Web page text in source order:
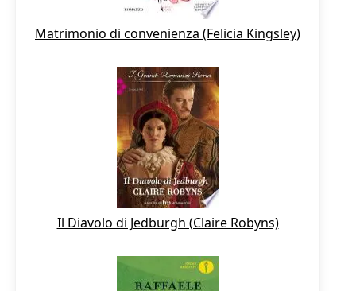
Matrimonio di convenienza (Felicia Kingsley)
Il Diavolo di Jedburgh (Claire Robyns)